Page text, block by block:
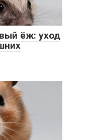
ёж: уход